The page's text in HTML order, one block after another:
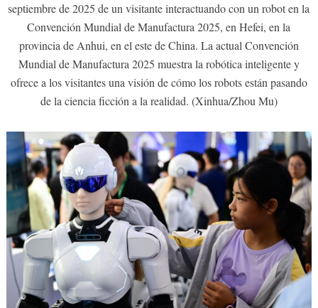
septiembre de 2025 de un visitante interactuando con un robot en la
Convención Mundial de Manufactura 2025, en Hefei, en la
provincia de Anhui, en el este de China. La actual Convención
Mundial de Manufactura 2025 muestra la robótica inteligente y
ofrece a los visitantes una visión de cómo los robots están pasando
de la ciencia ficción a la realidad. (Xinhua/Zhou Mu)